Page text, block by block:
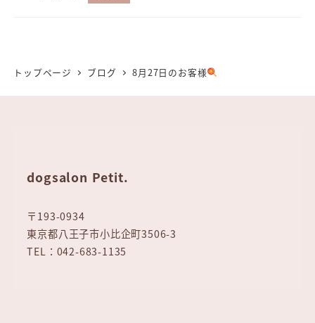
トップページ ブログ 8月27日のお客様
dogsalon Petit.
〒193-0934
東京都八王子市小比企町3506-3
TEL：042-683-1135